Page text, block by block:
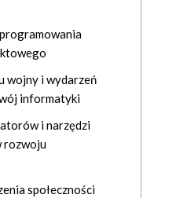
wojny i wydarzeń
informatyki
i narzędzi
rozwoju
społeczności